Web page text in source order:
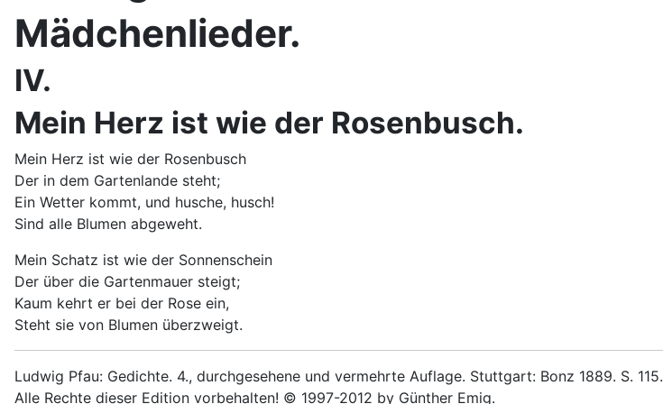
Mädchenlieder.
IV.
Mein Herz ist wie der Rosenbusch.
Mein Herz ist wie der Rosenbusch
Der in dem Gartenlande steht;
Ein Wetter kommt, und husche, husch!
Sind alle Blumen abgeweht.
Mein Schatz ist wie der Sonnenschein
Der über die Gartenmauer steigt;
Kaum kehrt er bei der Rose ein,
Steht sie von Blumen überzweigt.
Ludwig Pfau: Gedichte. 4., durchgesehene und vermehrte Auflage. Stuttgart: Bonz 1889. S. 115.
Alle Rechte dieser Edition vorbehalten! © 1997-2012 by Günther Emig.